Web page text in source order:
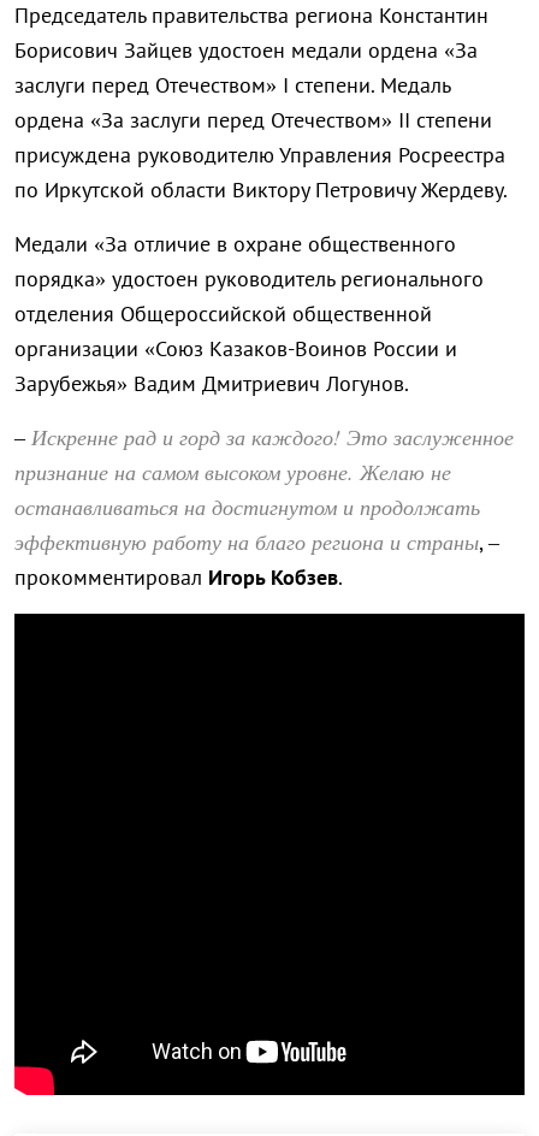
Председатель правительства региона Константин
Борисович Зайцев удостоен медали ордена «За
заслуги перед Отечеством» I степени. Медаль
ордена «За заслуги перед Отечеством» II степени
присуждена руководителю Управления Росреестра
по Иркутской области Виктору Петровичу Жердеву.
Медали «За отличие в охране общественного
порядка» удостоен руководитель регионального
отделения Общероссийской общественной
организации «Союз Казаков-Воинов России и
Зарубежья» Вадим Дмитриевич Логунов.
–Искренне рад и горд за каждого! Это заслуженное
признание на самом высоком уровне. Желаю не
останавливаться на достигнутом и продолжать
эффективную работу на благо региона и страны, –
прокомментировал Игорь Кобзев.